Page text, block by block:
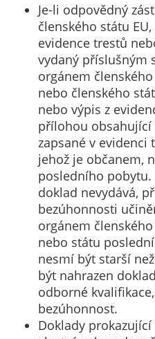
Je-li odpovědný
členského státu
evidence trestů
vydaný příslušným
orgánem
nebo členského
nebo výpis z
přílohou obsahující
zapsané v evidenci
jehož je občanem,
posledního pobytu.
doklad nevydává,
bezúhonnosti
orgánem
nebo státu
nesmí být starší
být nahrazen
odborné
bezúhonnost.
Doklady